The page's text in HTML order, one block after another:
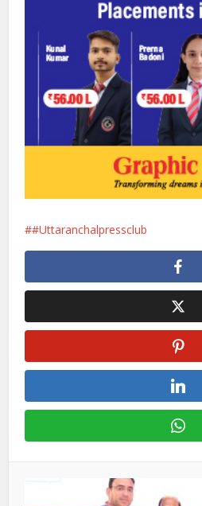
#Uttaranchalpressclub